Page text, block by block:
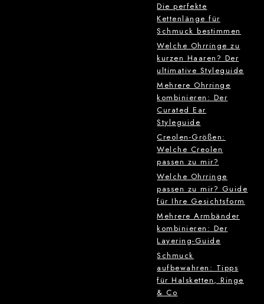
Die perfekte
Kettenlänge für
Schmuck bestimmen
Welche Ohrringe zu
kurzen Haaren? Der
ultimative Styleguide
Mehrere Ohrringe
kombinieren: Der
Curated Ear
Styleguide
Creolen-Größen:
Welche Creolen
passen zu mir?
Welche Ohrringe
passen zu mir? Guide
für Ihre Gesichtsform
Mehrere Armbänder
kombinieren: Der
Layering-Guide
Schmuck
aufbewahren: Tipps
für Halsketten, Ringe
& Co